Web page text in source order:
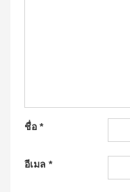
ชื่อ *
อีเมล *